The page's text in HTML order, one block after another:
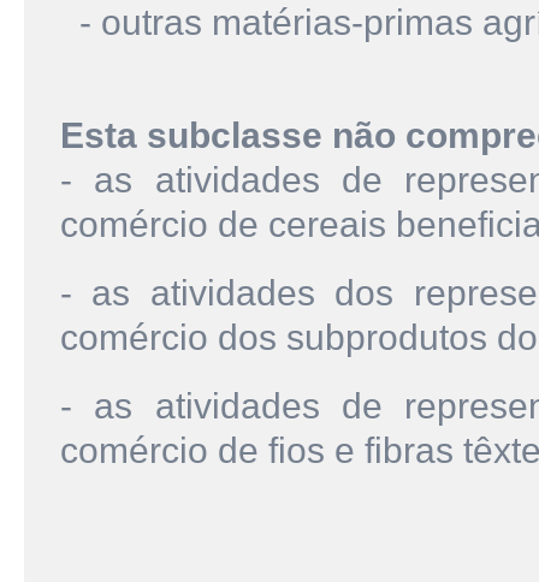
- outras matérias-primas
Esta subclasse não
- as atividades de
comércio de cereais
- as atividades dos
comércio dos subprodutos
- as atividades de
comércio de fios e fibras